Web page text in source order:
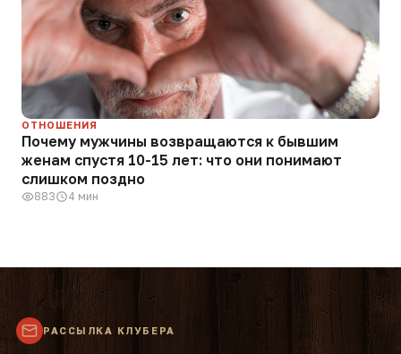
ОТНОШЕНИЯ
Почему мужчины возвращаются к бывшим
женам спустя 10-15 лет: что они понимают
слишком поздно
883 4 мин
РАССЫЛКА КЛУБЕРА